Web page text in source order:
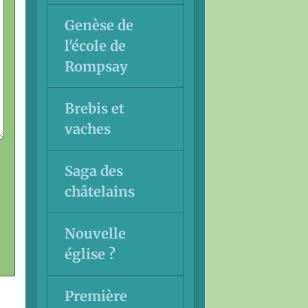
Genèse de
l'école de
Rompsay
Brebis et
vaches
Saga des
châtelains
Nouvelle
église ?
Première